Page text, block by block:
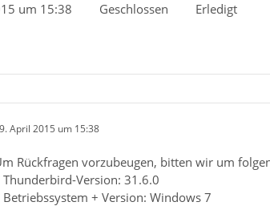
um 15:38 Geschlossen Erledigt
April 2015 um 15:38
Rückfragen vorzubeugen, bitten wir um
Version: 31.6.0
+ Version: Windows 7